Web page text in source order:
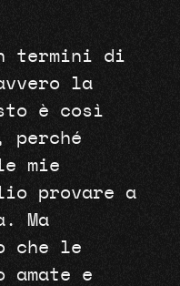
termini di
la
è così
perché
mie
provare a
Ma
che le
amate e